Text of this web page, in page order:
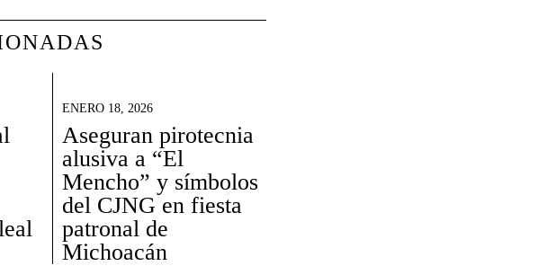
ENERO 18, 2026
Aseguran pirotecnia
alusiva a “El
Mencho” y símbolos
del CJNG en fiesta
patronal de
Michoacán